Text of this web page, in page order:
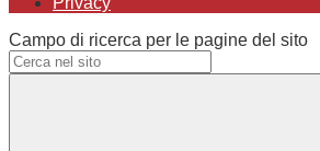
Campo di ricerca per le pagine del sito